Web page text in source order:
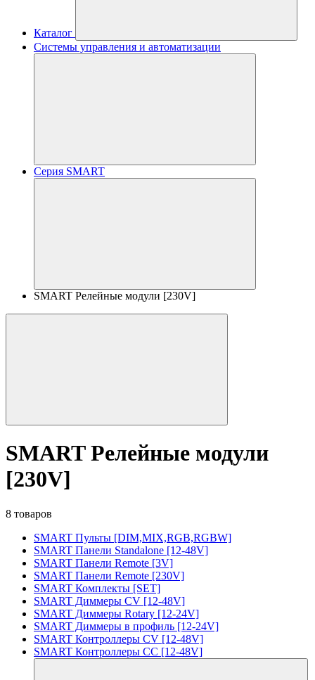
Каталог
Системы управления и автоматизации
Серия SMART
SMART Релейные модули [230V]
SMART Релейные модули
[230V]
8 товаров
SMART Пульты [DIM,MIX,RGB,RGBW]
SMART Панели Standalone [12-48V]
SMART Панели Remote [3V]
SMART Панели Remote [230V]
SMART Комплекты [SET]
SMART Диммеры CV [12-48V]
SMART Диммеры Rotary [12-24V]
SMART Диммеры в профиль [12-24V]
SMART Контроллеры CV [12-48V]
SMART Контроллеры CC [12-48V]